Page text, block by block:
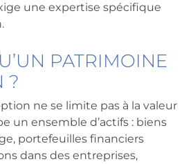
une expertise spécifique
PATRIMOINE
?
ne se limite pas à la valeur
un ensemble d’actifs : biens
portefeuilles financiers
dans des entreprises,